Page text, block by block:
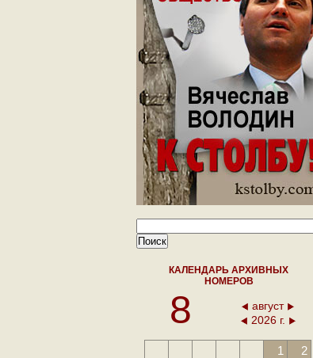
КАЛЕНДАРЬ АРХИВНЫХ
НОМЕРОВ
8
август
2026 г.
1
2